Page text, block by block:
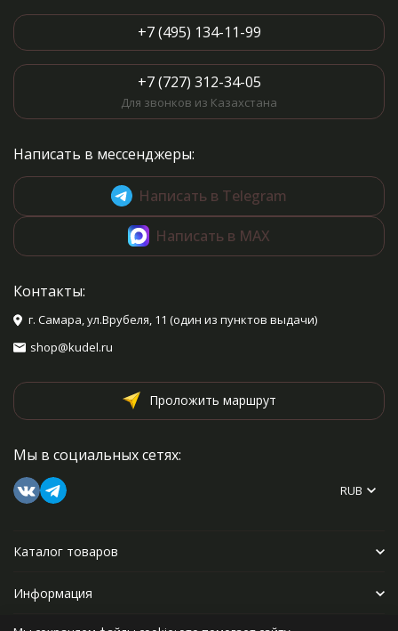
+7 (495) 134-11-99
+7 (727) 312-34-05
Для звонков из Казахстана
Написать в мессенджеры:
Написать в Telegram
Написать в MAX
Контакты:
г. Самара, ул.Врубеля, 11 (один из пунктов выдачи)
shop@kudel.ru
Проложить маршрут
Мы в социальных сетях:
RUB
Каталог товаров
Информация